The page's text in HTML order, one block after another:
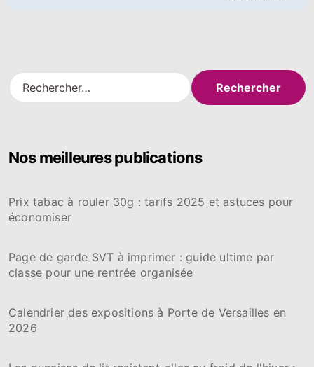
R
e
r
e
r
Nos meilleures publications
Prix tabac à rouler 30g : tarifs 2025 et astuces pour
économiser
Page de garde SVT à imprimer : guide ultime par
classe pour une rentrée organisée
Calendrier des expositions à Porte de Versailles en
2026